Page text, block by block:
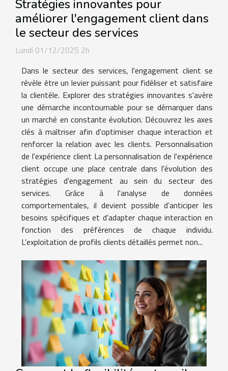
Stratégies innovantes pour
améliorer l'engagement client dans
le secteur des services
Lundi 01/12/2025 2h
Dans le secteur des services, l'engagement client se
révèle être un levier puissant pour fidéliser et satisfaire
la clientèle. Explorer des stratégies innovantes s'avère
une démarche incontournable pour se démarquer dans
un marché en constante évolution. Découvrez les axes
clés à maîtriser afin d'optimiser chaque interaction et
renforcer la relation avec les clients. Personnalisation
de l'expérience client La personnalisation de l'expérience
client occupe une place centrale dans l'évolution des
stratégies d'engagement au sein du secteur des
services. Grâce à l'analyse de données
comportementales, il devient possible d’anticiper les
besoins spécifiques et d’adapter chaque interaction en
fonction des préférences de chaque individu.
L’exploitation de profils clients détaillés permet non...